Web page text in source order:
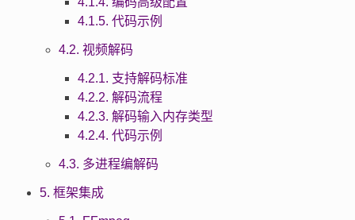
4.1.5. 代码示例
4.2. 视频解码
4.2.1. 支持解码标准
4.2.2. 解码流程
4.2.3. 解码输入内存类型
4.2.4. 代码示例
4.3. 多进程编解码
5. 框架集成